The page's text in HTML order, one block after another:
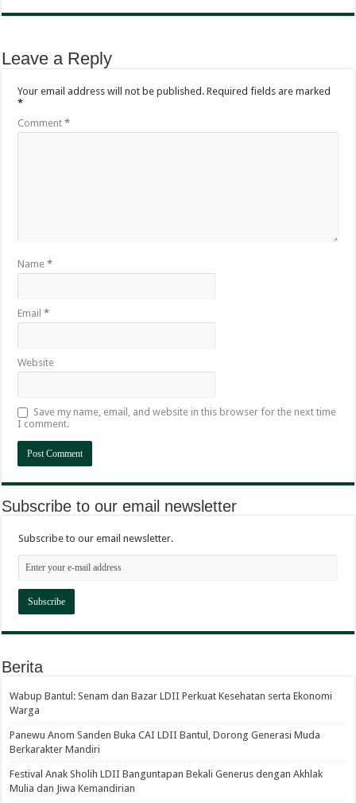
Leave a Reply
Your email address will not be published. Required fields are marked
*
Comment*
Name*
Email*
Website
Save my name, email, and website in this browser for the next time
I comment.
Subscribe to our email newsletter
Subscribe to our email newsletter.
Berita
Wabup Bantul: Senam dan Bazar LDII Perkuat Kesehatan serta Ekonomi
Warga
Panewu Anom Sanden Buka CAI LDII Bantul, Dorong Generasi Muda
Berkarakter Mandiri
Festival Anak Sholih LDII Banguntapan Bekali Generus dengan Akhlak
Mulia dan Jiwa Kemandirian